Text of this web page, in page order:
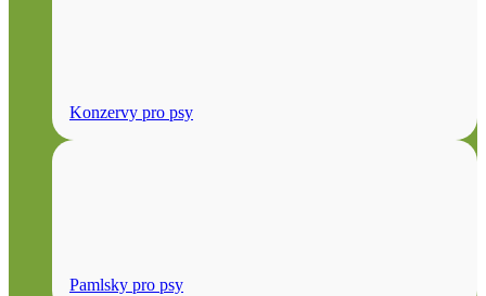
Konzervy pro psy
Pamlsky pro psy